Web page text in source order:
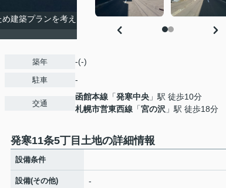
建築プランを考え
築年 -(-)
駐車 -
交通
函館本線 「発寒中央 」駅 徒歩10分
札幌市営東西線 「宮の沢 」駅 徒歩18分
発寒11条5丁目土地の詳細情報
設備条件
設備(その他) -